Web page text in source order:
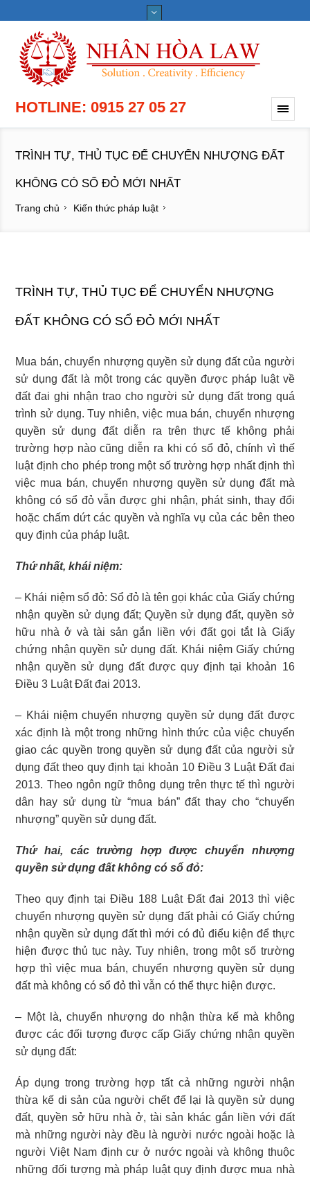
HOTLINE: 0915 27 05 27
TRÌNH TỰ, THỦ TỤC ĐỂ CHUYỂN NHƯỢNG ĐẤT
KHÔNG CÓ SỔ ĐỎ MỚI NHẤT
Trang chủ Kiến thức pháp luật
TRÌNH TỰ, THỦ TỤC ĐỂ CHUYỂN NHƯỢNG
ĐẤT KHÔNG CÓ SỔ ĐỎ MỚI NHẤT
Mua bán, chuyển nhượng quyền sử dụng đất của người
sử dụng đất là một trong các quyền được pháp luật về
đất đai ghi nhận trao cho người sử dụng đất trong quá
trình sử dụng. Tuy nhiên, việc mua bán, chuyển nhượng
quyền sử dụng đất diễn ra trên thực tế không phải
trường hợp nào cũng diễn ra khi có sổ đỏ, chính vì thế
luật định cho phép trong một số trường hợp nhất định thì
việc mua bán, chuyển nhượng quyền sử dụng đất mà
không có sổ đỏ vẫn được ghi nhận, phát sinh, thay đổi
hoặc chấm dứt các quyền và nghĩa vụ của các bên theo
quy định của pháp luật.
Thứ nhất, khái niệm:
– Khái niệm sổ đỏ: Sổ đỏ là tên gọi khác của Giấy chứng
nhận quyền sử dụng đất; Quyền sử dụng đất, quyền sở
hữu nhà ở và tài sản gắn liền với đất gọi tắt là Giấy
chứng nhận quyền sử dụng đất. Khái niệm Giấy chứng
nhận quyền sử dụng đất được quy định tại khoản 16
Điều 3 Luật Đất đai 2013.
– Khái niệm chuyển nhượng quyền sử dụng đất được
xác định là một trong những hình thức của việc chuyển
giao các quyền trong quyền sử dụng đất của người sử
dụng đất theo quy định tại khoản 10 Điều 3 Luật Đất đai
2013. Theo ngôn ngữ thông dụng trên thực tế thì người
dân hay sử dụng từ “mua bán” đất thay cho “chuyển
nhượng” quyền sử dụng đất.
Thứ hai, các trường hợp được chuyển nhượng
quyền sử dụng đất không có sổ đỏ:
Theo quy định tại Điều 188 Luật Đất đai 2013 thì việc
chuyển nhượng quyền sử dụng đất phải có Giấy chứng
nhận quyền sử dụng đất thì mới có đủ điểu kiện để thực
hiện được thủ tục này. Tuy nhiên, trong một số trường
hợp thì việc mua bán, chuyển nhượng quyền sử dụng
đất mà không có sổ đỏ thì vẫn có thể thực hiện được.
– Một là, chuyển nhượng do nhận thừa kế mà không
được các đối tượng được cấp Giấy chứng nhận quyền
sử dụng đất:
Áp dụng trong trường hợp tất cả những người nhận
thừa kế di sản của người chết để lại là quyền sử dụng
đất, quyền sở hữu nhà ở, tài sản khác gắn liền với đất
mà những người này đều là người nước ngoài hoặc là
người Việt Nam định cư ở nước ngoài và không thuộc
những đối tượng mà pháp luật quy định được mua nhà